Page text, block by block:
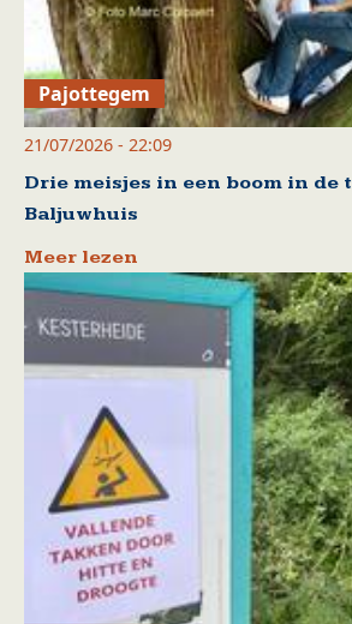
Pajottegem
21/07/2026 - 22:09
Drie meisjes in een boom in de
Baljuwhuis
Meer lezen